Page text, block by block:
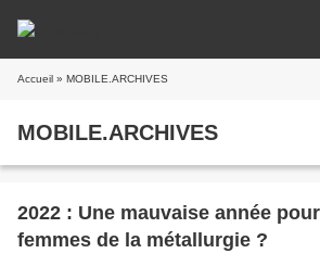
Accueil » MOBILE.ARCHIVES
MOBILE.ARCHIVES
2022 : Une mauvaise année
femmes de la métallurgie ?